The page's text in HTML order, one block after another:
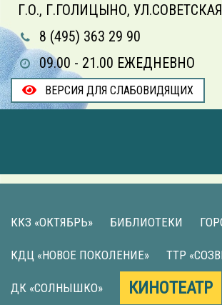
Г.О., Г.ГОЛИЦЫНО,
8 (495) 363 29 90
09.00 - 21.00 ЕЖЕДНЕВНО
ВЕРСИЯ ДЛЯ СЛАБОВИДЯЩИХ
ККЗ «ОКТЯБРЬ» БИБЛИОТЕКИ
КДЦ «НОВОЕ ПОКОЛЕНИЕ» ТТР
ДК «СОЛНЫШКО» КИНОТЕАТР